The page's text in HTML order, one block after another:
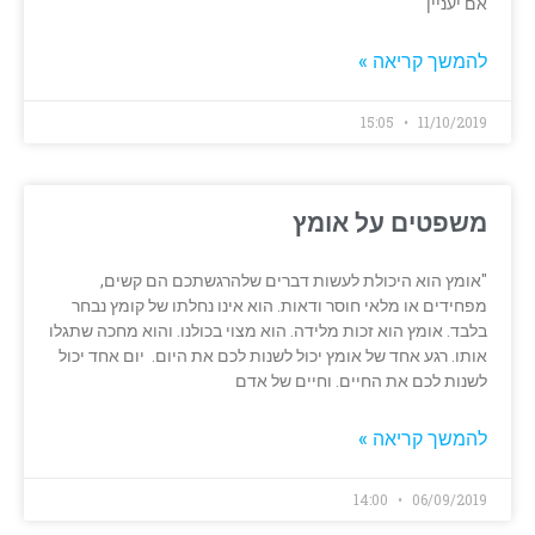
להמשך קריאה »
11/10/2019
משפטים על אומץ
"אומץ הוא היכולת לעשות דברים שלהרגשתכם הם קשים,
מפחידים או מלאי חוסר ודאות. הוא אינו נחלתו של קומץ נבחר
בלבד. אומץ הוא זכות מלידה. הוא מצוי בכולנו. והוא מחכה שתגלו
אותו. רגע אחד של אומץ יכול לשנות לכם את היום. יום אחד יכול
לשנות לכם את החיים. וחיים של אדם
להמשך קריאה »
06/09/2019